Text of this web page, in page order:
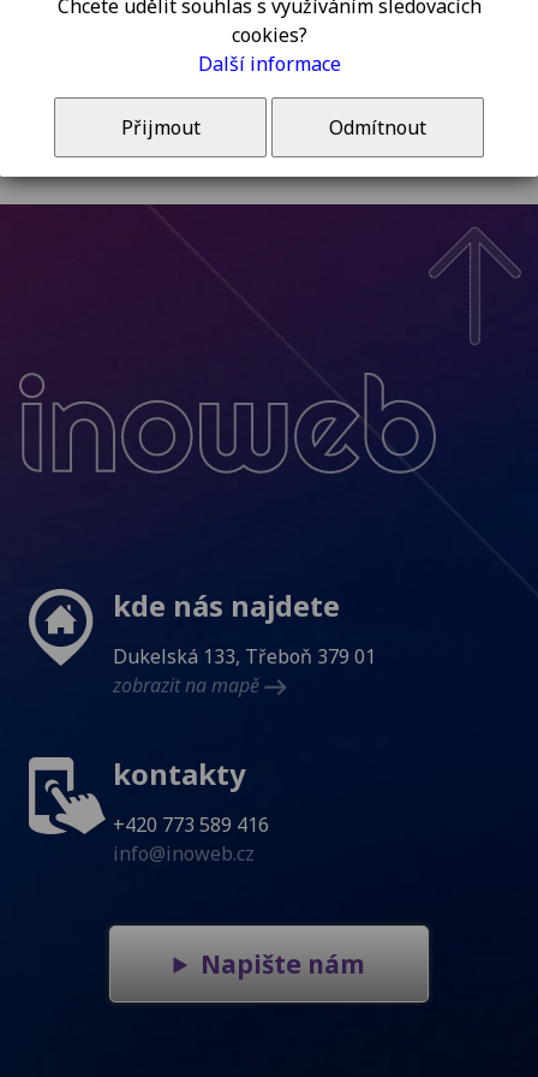
prohlédněte si webové stránky:
www.solarflux.cz
kde nás najdete
Dukelská 133, Třeboň 379 01
zobrazit na mapě
kontakty
+420 773 589 416
info@inoweb.cz
Napište nám
Chcete udělit souhlas s využíváním sledovacích
cookies?
Další informace
Přijmout Odmítnout